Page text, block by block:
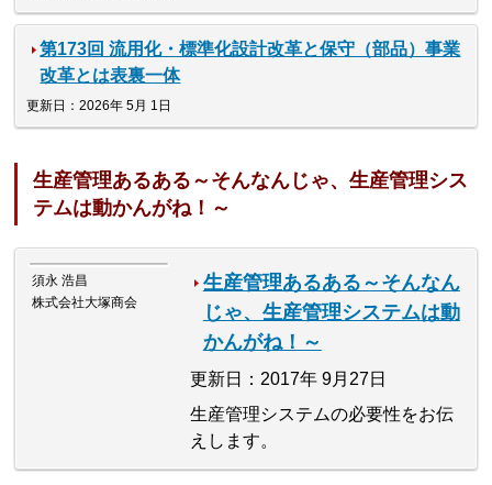
第173回 流用化・標準化設計改革と保守（部品）事業
改革とは表裏一体
更新日：2026年 5月 1日
生産管理あるある～そんなんじゃ、生産管理シス
テムは動かんがね！～
生産管理あるある～そんなん
じゃ、生産管理システムは動
かんがね！～
更新日：2017年 9月27日
生産管理システムの必要性をお伝
えします。
須永 浩昌
株式会社大塚商会